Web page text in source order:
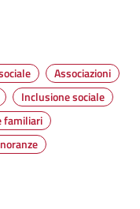
Associazioni
Inclusione sociale
familiari